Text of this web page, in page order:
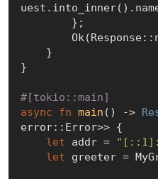
Ok
}
#[tokio::main]
async
fn main () ->
error::Error>> {
let addr =
let greeter =